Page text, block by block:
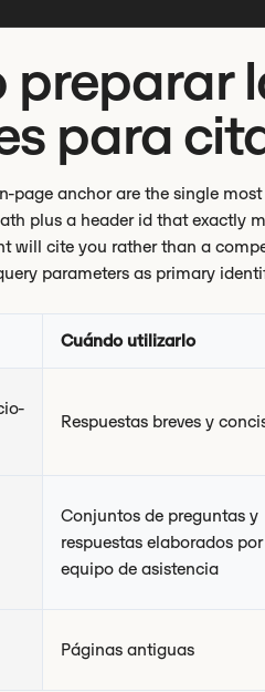
para
page anchor are the single
plus a header id that exactly
will cite you rather than a
parameters as primary
Cuándo utilizarlo
Respuestas breves y
Conjuntos de preguntas y
respuestas elaborados
equipo de asistencia
Páginas antiguas